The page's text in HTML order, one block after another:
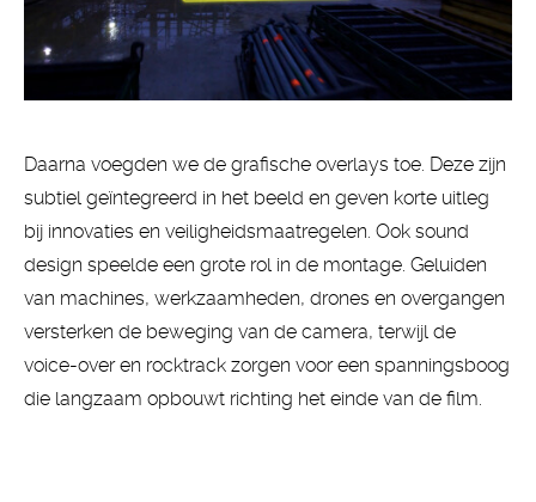
Daarna voegden we de grafische overlays toe. Deze zijn
subtiel geïntegreerd in het beeld en geven korte uitleg
bij innovaties en veiligheidsmaatregelen. Ook sound
design speelde een grote rol in de montage. Geluiden
van machines, werkzaamheden, drones en overgangen
versterken de beweging van de camera, terwijl de
voice-over en rocktrack zorgen voor een spanningsboog
die langzaam opbouwt richting het einde van de film.